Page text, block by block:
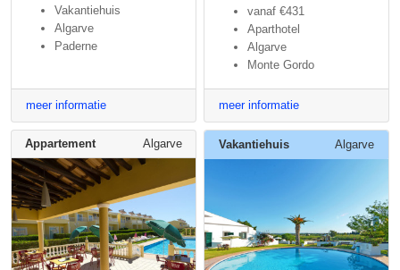
Vakantiehuis
Algarve
Paderne
meer informatie
vanaf €431
Aparthotel
Algarve
Monte Gordo
meer informatie
Appartement Algarve Vakantiehuis Algarve